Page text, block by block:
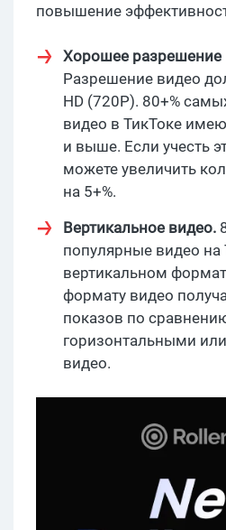
повышение
Хорошее разрешение
Разрешение видео
HD (720P). 80+%
видео в ТикТоке
и выше. Если учесть
можете увеличить
на 5+%.
Вертикальное видео.
популярные видео на
вертикальном
формату видео
показов по
горизонтальными
видео.